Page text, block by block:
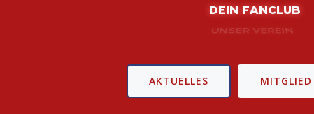
DEIN FANCLUB
UNSER STOLZ
AKTUELLES MITGLIED